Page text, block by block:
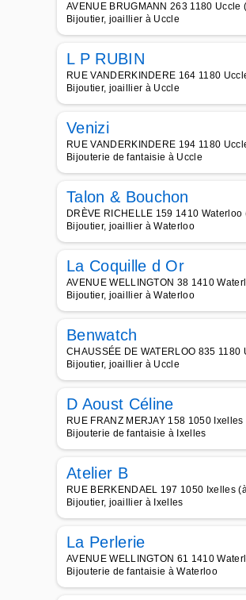
AVENUE BRUGMANN 263 1180 Uccle
Bijoutier, joaillier à Uccle
L P RUBIN
RUE VANDERKINDERE 164 1180
Bijoutier, joaillier à Uccle
Venizi
RUE VANDERKINDERE 194 1180
Bijouterie de fantaisie à Uccle
Talon & Bouchon
DRÈVE RICHELLE 159 1410
Bijoutier, joaillier à Waterloo
La Coquille d Or
AVENUE WELLINGTON 38 1410
Bijoutier, joaillier à Waterloo
Benwatch
CHAUSSÉE DE WATERLOO 835
Bijoutier, joaillier à Uccle
D Aoust Céline
RUE FRANZ MERJAY 158 1050
Bijouterie de fantaisie à Ixelles
Atelier B
RUE BERKENDAEL 197 1050 Ixelles
Bijoutier, joaillier à Ixelles
La Perlerie
AVENUE WELLINGTON 61 1410
Bijouterie de fantaisie à Waterloo